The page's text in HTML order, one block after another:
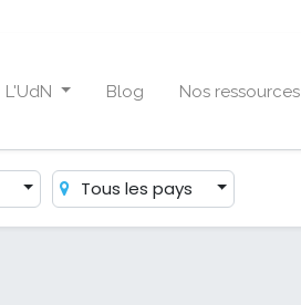
L'UdN Blog Nos ressources
Tous les pays